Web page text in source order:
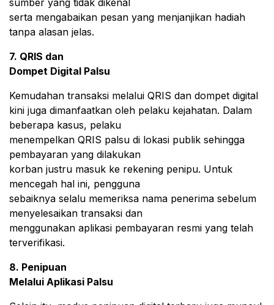
sumber yang tidak dikenal
serta mengabaikan pesan yang menjanjikan hadiah
tanpa alasan jelas.
7. QRIS dan
Dompet Digital Palsu
Kemudahan transaksi melalui QRIS dan dompet digital
kini juga dimanfaatkan oleh pelaku kejahatan. Dalam
beberapa kasus, pelaku
menempelkan QRIS palsu di lokasi publik sehingga
pembayaran yang dilakukan
korban justru masuk ke rekening penipu. Untuk
mencegah hal ini, pengguna
sebaiknya selalu memeriksa nama penerima sebelum
menyelesaikan transaksi dan
menggunakan aplikasi pembayaran resmi yang telah
terverifikasi.
8. Penipuan
Melalui Aplikasi Palsu